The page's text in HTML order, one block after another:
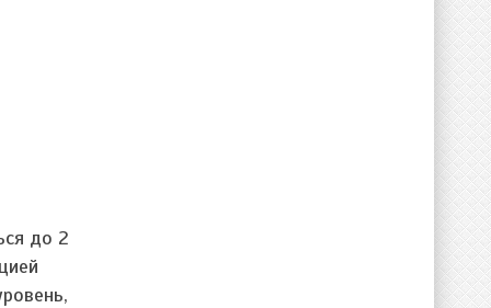
до 2